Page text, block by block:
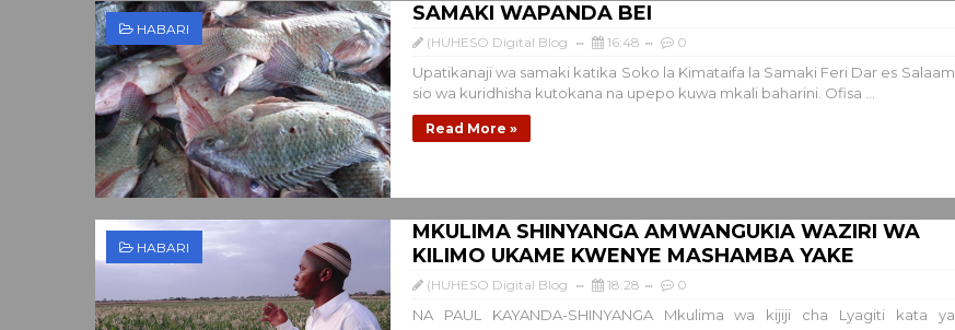
HABARI
SAMAKI WAPANDA BEI
(HUHESO Digital Blog 16:48 0
Upatikanaji wa samaki katika Soko la Kimataifa la Samaki Feri Dar es Salaam
sio wa kuridhisha kutokana na upepo kuwa mkali baharini. Ofisa ...
Read More »
HABARI
MKULIMA SHINYANGA AMWANGUKIA WAZIRI WA
KILIMO UKAME KWENYE MASHAMBA YAKE
(HUHESO Digital Blog 18:28 0
NA PAUL KAYANDA-SHINYANGA Mkulima wa kijiji cha Lyagiti kata ya